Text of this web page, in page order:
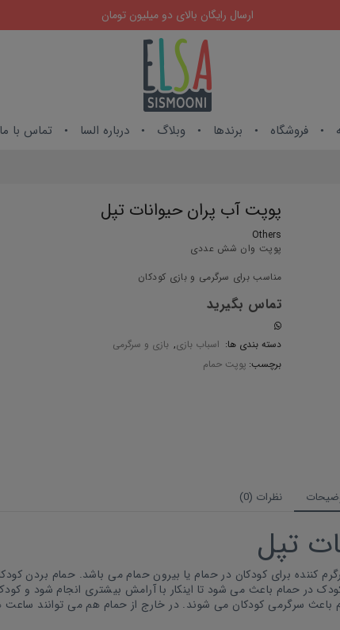
ارسال رایگان بالای دو میلیون تومان
فروشگاه برندها وبلاگ درباره السا تماس با ما
پوپت آب پران حیوانات تپل
Others
پوپت وان شش عددی
مناسب برای سرگرمی و بازی کودکان
تماس بگیرید
دسته بندی ها: اسباب بازی, بازی و سرگرمی
برچسب: پوپت حمام
نظرات (0)
تپل
کننده برای کودکان در حمام یا بیرون حمام می باشد. حمام بردن
در حمام باعث می شود تا اینکار با آرامش بیشتری انجام شود و
سرگرمی کودکان می شوند. در خارج از حمام هم می توانند ساعت